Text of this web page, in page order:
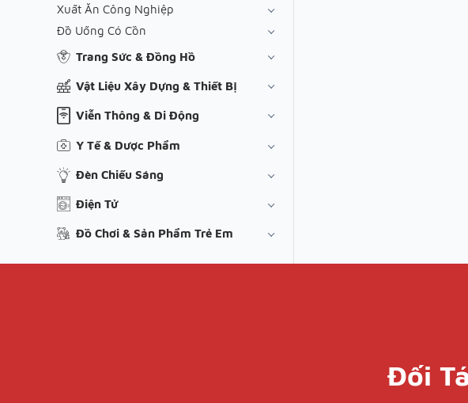
Xuất Ăn Công Nghiệp
Đồ Uống Có Cồn
Trang Sức & Đồng Hồ
Vật Liệu Xây Dựng & Thiết Bị
Viễn Thông & Di Động
Y Tế & Dược Phẩm
Đèn Chiếu Sáng
Điện Tử
Đồ Chơi & Sản Phẩm Trẻ Em
Đối